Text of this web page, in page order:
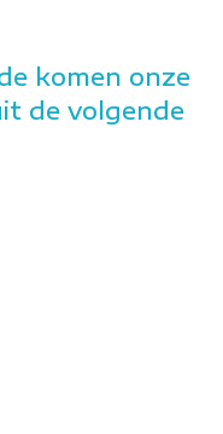
komen onze
de volgende